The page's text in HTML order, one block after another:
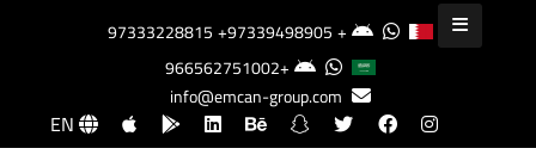
+97333228815
+97339498905
+966562751002
info@emcan-group.com
EN